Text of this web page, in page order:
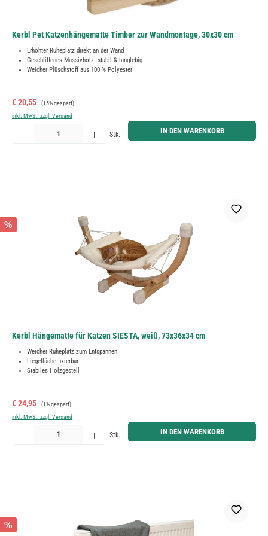
Kerbl Pet Katzenhängematte Timber zur Wandmontage, 30x30 cm
Erhöhter Ruheplatz direkt an der Wand
Geschliffenes Massivholz: stabil & langlebig
Weicher Plüschstoff aus 100 % Polyester
Verkaufspreis:
€ 20,55 Regulärer Preis:
(15% gespart)
inkl. MwSt. zzgl. Versand
Produkt Anzahl: Gib den gewünschten Wert ein oder benutze die Schaltflächen um die Anzahl zu
Stk. IN DEN WARENKORB
%
Kerbl Hängematte für Katzen SIESTA, weiß, 73x36x34 cm
Weicher Ruheplatz zum Entspannen
Liegefläche fixierbar
Stabiles Holzgestell
Verkaufspreis:
€ 24,95 Regulärer Preis:
(1% gespart)
inkl. MwSt. zzgl. Versand
Produkt Anzahl: Gib den gewünschten Wert ein oder benutze die Schaltflächen um die Anzahl zu
Stk. IN DEN WARENKORB
%